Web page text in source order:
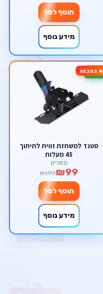
הוסף לסל
מידע נוסף
🔥 במבצע-50%
סטנד למשחזת זווית לחיתוך
45 מעלות
מסורים
₪99
₪199
הוסף לסל
מידע נוסף